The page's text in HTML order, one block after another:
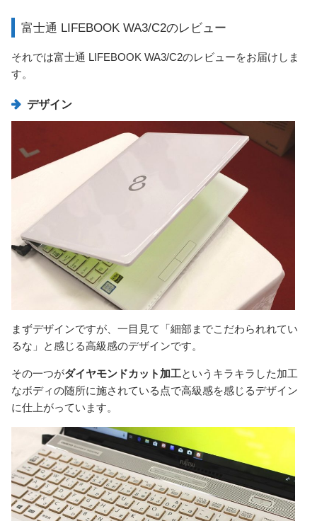
富士通 LIFEBOOK WA3/C2のレビュー
それでは富士通 LIFEBOOK WA3/C2のレビューをお届けしま
す。
デザイン
まずデザインですが、一目見て「細部までこだわられれてい
るな」と感じる高級感のデザインです。
その一つがダイヤモンドカット加工というキラキラした加工
なボディの随所に施されている点で高級感を感じるデザイン
に仕上がっています。